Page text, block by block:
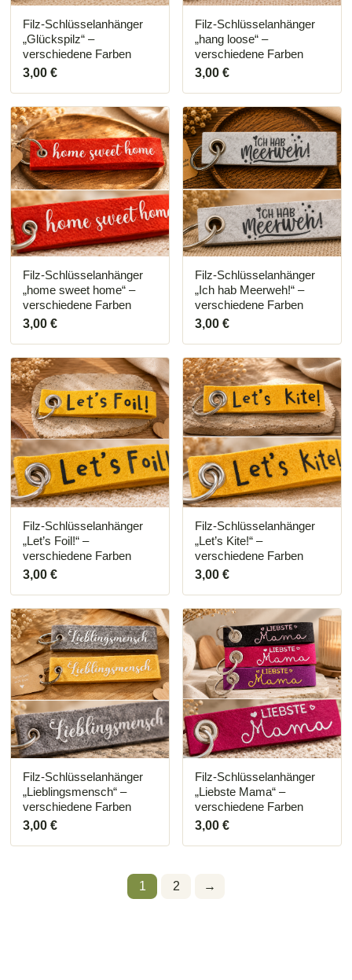
Filz-Schlüsselanhänger
„Glückspilz“ –
verschiedene Farben
3,00 €
Filz-Schlüsselanhänger
„hang loose“ –
verschiedene Farben
3,00€
Filz-Schlüsselanhänger
„home sweet home“ –
verschiedene Farben
3,00 €
Filz-Schlüsselanhänger
„Ich hab Meerweh!“ –
verschiedene Farben
3,00€
Filz-Schlüsselanhänger
„Let’s Foil!“ –
verschiedene Farben
3,00 €
Filz-Schlüsselanhänger
„Let’s Kite!“ –
verschiedene Farben
3,00€
Filz-Schlüsselanhänger
„Lieblingsmensch“ –
verschiedene Farben
3,00 €
Dieses
Produkt
weist
mehrere
Varianten
auf.
Die
Optionen
können
auf
der
Produktseite
gewählt
werden
Filz-Schlüsselanhänger
„Liebste Mama“ –
verschiedene Farben
3,00€
Dieses
Produkt
weist
mehrere
Varianten
auf.
Die
Optionen
können
auf
der
Produktseite
gewählt
werden
1 2 →